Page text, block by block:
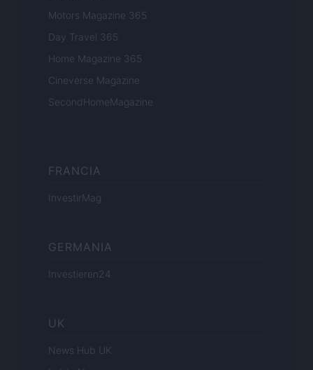
Motors Magazine 365
Day Travel 365
Home Magazine 365
Cineverse Magazine
SecondHomeMagazine
FRANCIA
InvestirMag
GERMANIA
Investieren24
UK
News Hub UK